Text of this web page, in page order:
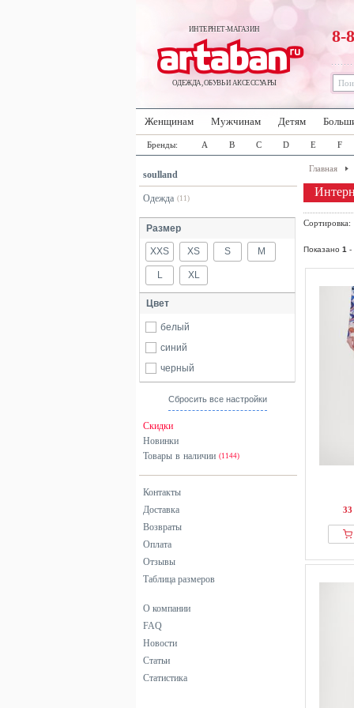
ИНТЕРНЕТ-МАГАЗИН
ОДЕЖДА, ОБУВЬ И АКСЕССУАРЫ
8-
Женщинам Мужчинам Детям
Бренды: A B C D E F
soulland
Одежда (11)
Размер
XXS XS S M
L XL
Цвет
белый
синий
черный
Сбросить все настройки
Скидки
Новинки
Товары в наличии (1144)
Контакты
Доставка
Возвраты
Оплата
Отзывы
Таблица размеров
О компании
FAQ
Новости
Статьи
Статистика
Главная
Показано 1 -
33